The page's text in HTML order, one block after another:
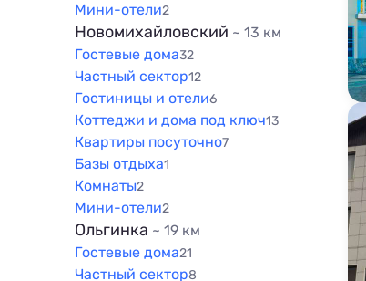
Мини-отели2
Новомихайловский ~ 13 км
Гостевые дома32
Частный сектор12
Гостиницы и отели6
Коттеджи и дома под ключ13
Квартиры посуточно7
Базы отдыха1
Комнаты2
Мини-отели2
Ольгинка ~ 19 км
Гостевые дома21
Частный сектор8